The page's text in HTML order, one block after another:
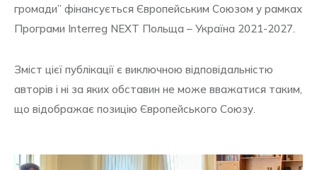
громади” фінансується Європейським Союзом у рамках
Програми Interreg NEXT Польща – Україна 2021-2027.
Зміст цієї публікації є виключною відповідальністю
авторів і ні за яких обставин не може вважатися таким,
що відображає позицію Європейського Союзу.